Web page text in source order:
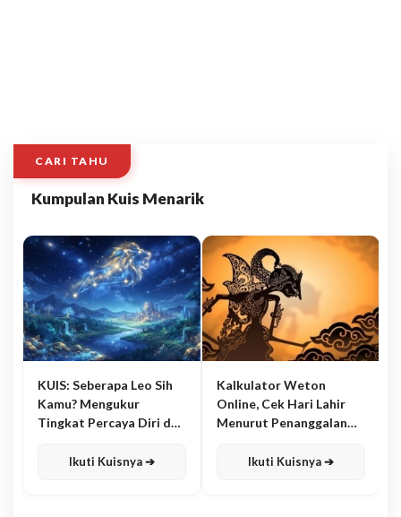
CARI TAHU
Kumpulan Kuis Menarik
KUIS: Seberapa Leo Sih
Kamu? Mengukur
Tingkat Percaya Diri dan
Ikuti Kuisnya ➔
Kalkulator Weton
Online, Cek Hari Lahir
Menurut Penanggalan
Ikuti Kuisnya ➔